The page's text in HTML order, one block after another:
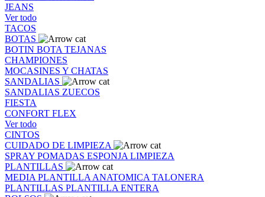
JEANS
Ver todo
TACOS
BOTAS
BOTIN BOTA TEJANAS
CHAMPIONES
MOCASINES Y CHATAS
SANDALIAS
SANDALIAS ZUECOS
FIESTA
CONFORT FLEX
Ver todo
CINTOS
CUIDADO DE LIMPIEZA
SPRAY POMADAS ESPONJA LIMPIEZA
PLANTILLAS
MEDIA PLANTILLA ANATOMICA TALONERA
PLANTILLAS PLANTILLA ENTERA